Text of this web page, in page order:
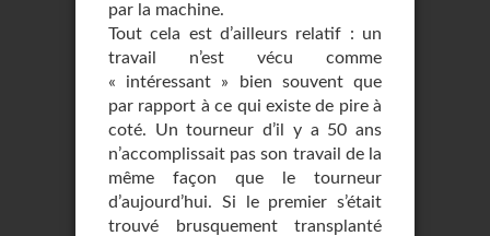
par la machine.
Tout cela est d’ailleurs relatif : un
travail n’est vécu comme
« intéressant » bien souvent que
par rapport à ce qui existe de pire à
coté. Un tourneur d’il y a 50 ans
n’accomplissait pas son travail de la
même façon que le tourneur
d’aujourd’hui. Si le premier s’était
trouvé brusquement transplanté